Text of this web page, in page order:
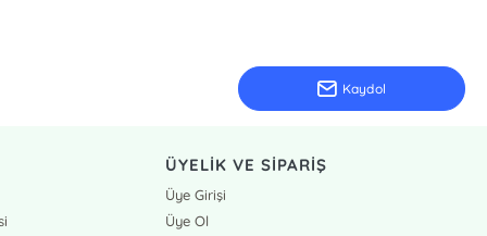
Kaydol
ÜYELİK VE SİPARİŞ
Üye Girişi
Üye Ol